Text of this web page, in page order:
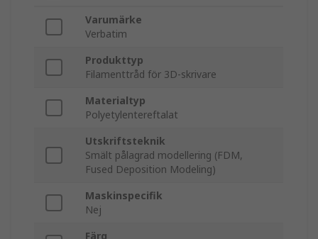
Varumärke
Verbatim
Produkttyp
Filamenttråd för 3D-skrivare
Materialtyp
Polyetylentereftalat
Utskriftsteknik
Smält pålagrad modellering (FDM,
Fused Deposition Modeling)
Maskinspecifik
Nej
Färg